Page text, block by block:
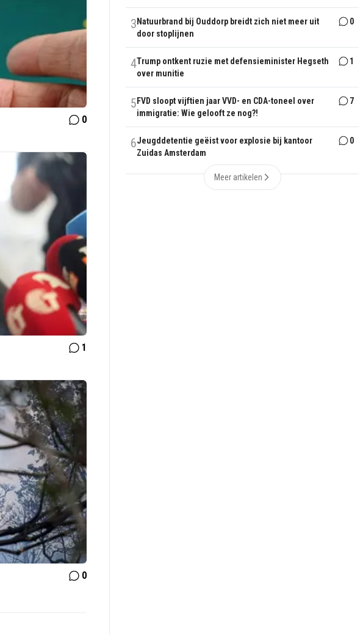
0
1
0
3 Natuurbrand bij Ouddorp breidt zich niet meer uit
door stoplijnen
0
4Trump ontkent ruzie met defensieminister Hegseth
over munitie
1
5 FVD sloopt vijftien jaar VVD- en CDA-toneel over
immigratie: Wie gelooft ze nog?!
7
6Jeugddetentie geëist voor explosie bij kantoor
Zuidas Amsterdam
0
Meer artikelen